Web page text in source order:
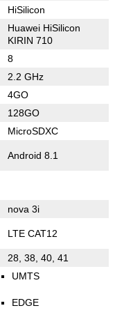
HiSilicon
Huawei HiSilicon
KIRIN 710
8
2.2 GHz
4GO
128GO
MicroSDXC
Android 8.1
nova 3i
LTE CAT12
28, 38, 40, 41
UMTS
EDGE